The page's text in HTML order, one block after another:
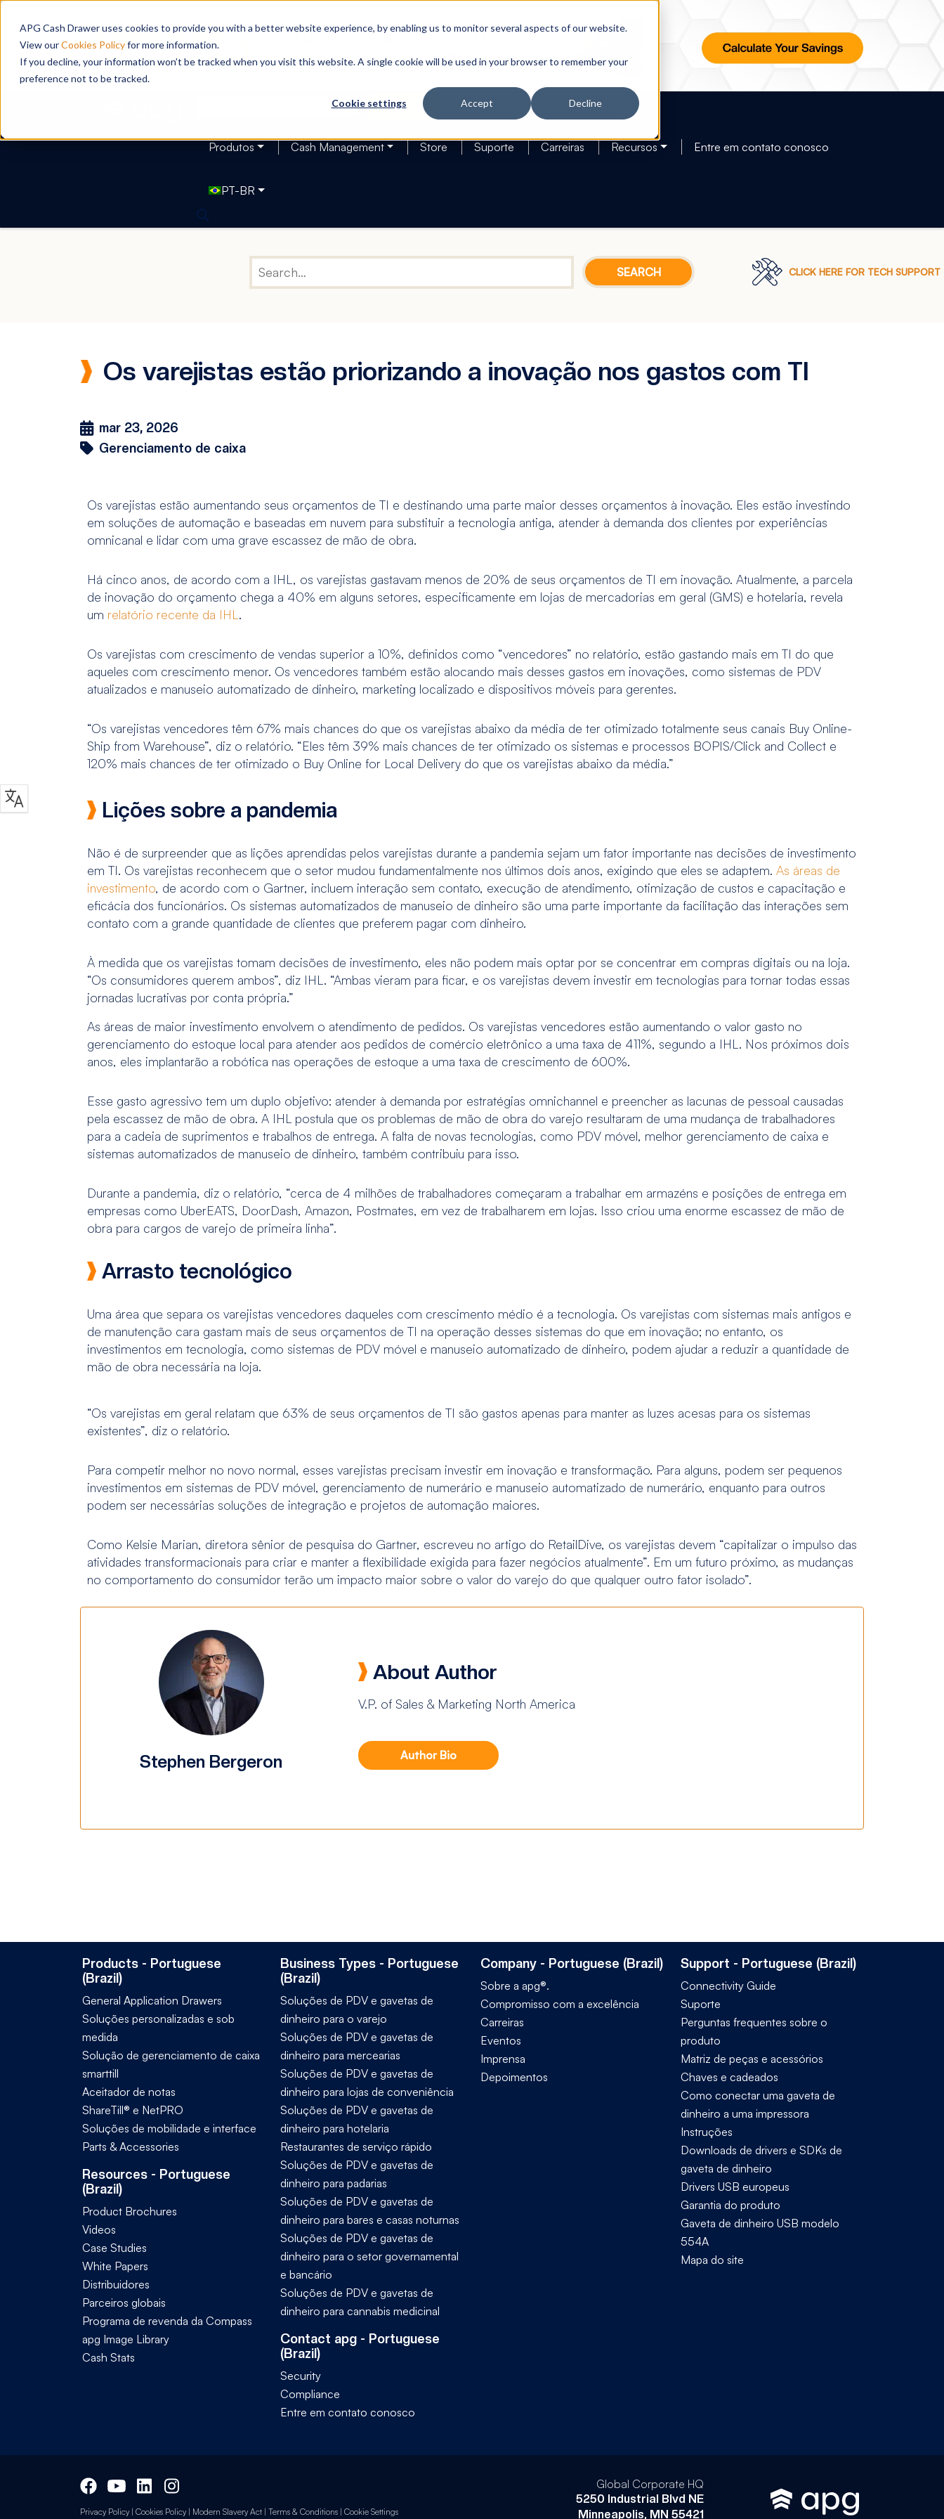
APG Cash Drawer uses cookies to provide you with a better website experience, by enabling us to monitor several aspects of our website.
View ourCookies Policyfor more information.
If you decline, your information won’t be tracked when you visit this website. A single cookie will be used in your browser to remember your
preference not to be tracked.
Cookie settings Accept Decline
Search
Produtos Cash Management Store Suporte Carreiras Recursos Entre em contato conosco
PT-BR
CLICK HERE FOR TECH SUPPORT
Os varejistas estão priorizando a inovação nos gastos com TI
mar 23, 2026
Gerenciamento de caixa
Os varejistas estão aumentando seus orçamentos de TI e destinando uma parte maior desses orçamentos à inovação. Eles estão investindo
em soluções de automação e baseadas em nuvem para substituir a tecnologia antiga, atender à demanda dos clientes por experiências
omnicanal e lidar com uma grave escassez de mão de obra.
Há cinco anos, de acordo com a IHL, os varejistas gastavam menos de 20% de seus orçamentos de TI em inovação. Atualmente, a parcela
de inovação do orçamento chega a 40% em alguns setores, especificamente em lojas de mercadorias em geral (GMS) e hotelaria, revela
um relatório recente da IHL .
Os varejistas com crescimento de vendas superior a 10%, definidos como “vencedores” no relatório, estão gastando mais em TI do que
aqueles com crescimento menor. Os vencedores também estão alocando mais desses gastos em inovações, como sistemas de PDV
atualizados e manuseio automatizado de dinheiro, marketing localizado e dispositivos móveis para gerentes.
“Os varejistas vencedores têm 67% mais chances do que os varejistas abaixo da média de ter otimizado totalmente seus canais Buy Online-
Ship from Warehouse”, diz o relatório. “Eles têm 39% mais chances de ter otimizado os sistemas e processos BOPIS/Click and Collect e
120% mais chances de ter otimizado o Buy Online for Local Delivery do que os varejistas abaixo da média.”
Lições sobre a pandemia
Não é de surpreender que as lições aprendidas pelos varejistas durante a pandemia sejam um fator importante nas decisões de investimento
em TI. Os varejistas reconhecem que o setor mudou fundamentalmente nos últimos dois anos, exigindo que eles se adaptem. As áreas de
investimento, de acordo com o Gartner, incluem interação sem contato, execução de atendimento, otimização de custos e capacitação e
eficácia dos funcionários. Os sistemas automatizados de manuseio de dinheiro são uma parte importante da facilitação das interações sem
contato com a grande quantidade de clientes que preferem pagar com dinheiro.
À medida que os varejistas tomam decisões de investimento, eles não podem mais optar por se concentrar em compras digitais ou na loja.
“Os consumidores querem ambos”, diz IHL. “Ambas vieram para ficar, e os varejistas devem investir em tecnologias para tornar todas essas
jornadas lucrativas por conta própria.”
As áreas de maior investimento envolvem o atendimento de pedidos. Os varejistas vencedores estão aumentando o valor gasto no
gerenciamento do estoque local para atender aos pedidos de comércio eletrônico a uma taxa de 411%, segundo a IHL. Nos próximos dois
anos, eles implantarão a robótica nas operações de estoque a uma taxa de crescimento de 600%.
Esse gasto agressivo tem um duplo objetivo: atender à demanda por estratégias omnichannel e preencher as lacunas de pessoal causadas
pela escassez de mão de obra. A IHL postula que os problemas de mão de obra do varejo resultaram de uma mudança de trabalhadores
para a cadeia de suprimentos e trabalhos de entrega. A falta de novas tecnologias, como PDV móvel, melhor gerenciamento de caixa e
sistemas automatizados de manuseio de dinheiro, também contribuiu para isso.
Durante a pandemia, diz o relatório, “cerca de 4 milhões de trabalhadores começaram a trabalhar em armazéns e posições de entrega em
empresas como UberEATS, DoorDash, Amazon, Postmates, em vez de trabalharem em lojas. Isso criou uma enorme escassez de mão de
obra para cargos de varejo de primeira linha”.
Arrasto tecnológico
Uma área que separa os varejistas vencedores daqueles com crescimento médio é a tecnologia. Os varejistas com sistemas mais antigos e
de manutenção cara gastam mais de seus orçamentos de TI na operação desses sistemas do que em inovação; no entanto, os
investimentos em tecnologia, como sistemas de PDV móvel e manuseio automatizado de dinheiro, podem ajudar a reduzir a quantidade de
mão de obra necessária na loja.
“Os varejistas em geral relatam que 63% de seus orçamentos de TI são gastos apenas para manter as luzes acesas para os sistemas
existentes”, diz o relatório.
Para competir melhor no novo normal, esses varejistas precisam investir em inovação e transformação. Para alguns, podem ser pequenos
investimentos em sistemas de PDV móvel, gerenciamento de numerário e manuseio automatizado de numerário, enquanto para outros
podem ser necessárias soluções de integração e projetos de automação maiores.
Como Kelsie Marian, diretora sênior de pesquisa do Gartner, escreveu no artigo do RetailDive, os varejistas devem “capitalizar o impulso das
atividades transformacionais para criar e manter a flexibilidade exigida para fazer negócios atualmente”. Em um futuro próximo, as mudanças
no comportamento do consumidor terão um impacto maior sobre o valor do varejo do que qualquer outro fator isolado”.
Stephen Bergeron
About Author
V.P. of Sales & Marketing North America
Author Bio
Products - Portuguese
(Brazil)
General Application Drawers
Soluções personalizadas e sob
medida
Solução de gerenciamento de caixa
smarttill
Aceitador de notas
ShareTill® e NetPRO
Soluções de mobilidade e interface
Parts & Accessories
Resources - Portuguese
(Brazil)
Product Brochures
Videos
Case Studies
White Papers
Distribuidores
Parceiros globais
Programa de revenda da Compass
apg Image Library
Cash Stats
Business Types - Portuguese
(Brazil)
Soluções de PDV e gavetas de
dinheiro para o varejo
Soluções de PDV e gavetas de
dinheiro para mercearias
Soluções de PDV e gavetas de
dinheiro para lojas de conveniência
Soluções de PDV e gavetas de
dinheiro para hotelaria
Restaurantes de serviço rápido
Soluções de PDV e gavetas de
dinheiro para padarias
Soluções de PDV e gavetas de
dinheiro para bares e casas noturnas
Soluções de PDV e gavetas de
dinheiro para o setor governamental
e bancário
Soluções de PDV e gavetas de
dinheiro para cannabis medicinal
Contact apg - Portuguese
(Brazil)
Security
Compliance
Entre em contato conosco
Company - Portuguese (Brazil)
Sobre a apg®.
Compromisso com a excelência
Carreiras
Eventos
Imprensa
Depoimentos
Support - Portuguese (Brazil)
Connectivity Guide
Suporte
Perguntas frequentes sobre o
produto
Matriz de peças e acessórios
Chaves e cadeados
Como conectar uma gaveta de
dinheiro a uma impressora
Instruções
Downloads de drivers e SDKs de
gaveta de dinheiro
Drivers USB europeus
Garantia do produto
Gaveta de dinheiro USB modelo
554A
Mapa do site
Privacy Policy | Cookies Policy | Modern Slavery Act | Terms & Conditions | Cookie Settings
Global Corporate HQ
5250 Industrial Blvd NE
Minneapolis, MN 55421